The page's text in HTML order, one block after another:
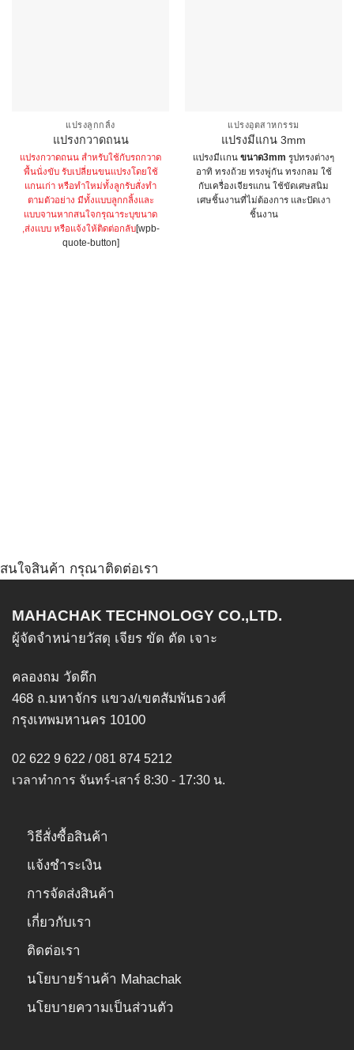
แปรงลูกกลิ้ง
แปรงกวาดถนน
แปรงกวาดถนน สำหรับใช้กับรถกวาด
พื้นนั่งขับ รับเปลี่ยนขนแปรงโดยใช้
แกนเก่า หรือทำใหม่ทั้งลูกรับสั่งทำ
ตามตัวอย่าง มีทั้งแบบลูกกลิ้งและ
แบบจานหากสนใจกรุณาระบุขนาด
,ส่งแบบ หรือแจ้งให้ติดต่อกลับ[wpb-
quote-button]
แปรงอุตสาหกรรม
แปรงมีแกน 3mm
แปรงมีเเกน ขนาด3mm รูปทรงต่างๆ
อาทิ ทรงถ้วย ทรงพู่กัน ทรงกลม ใช้
กับเครื่องเจียรแกน ใช้ขัดเศษสนิม
เศษชิ้นงานที่ไม่ต้องการ และปัดเงา
ชิ้นงาน
สนใจสินค้า กรุณาติดต่อเรา
MAHACHAK TECHNOLOGY CO.,LTD.
ผู้จัดจำหน่ายวัสดุ เจียร ขัด ตัด เจาะ
คลองถม วัดตึก
468 ถ.มหาจักร แขวง/เขตสัมพันธวงศ์
กรุงเทพมหานคร 10100
02 622 9 622 / 081 874 5212
เวลาทำการ จันทร์-เสาร์ 8:30 - 17:30 น.
วิธีสั่งซื้อสินค้า
แจ้งชำระเงิน
การจัดส่งสินค้า
เกี่ยวกับเรา
ติดต่อเรา
นโยบายร้านค้า Mahachak
นโยบายความเป็นส่วนตัว